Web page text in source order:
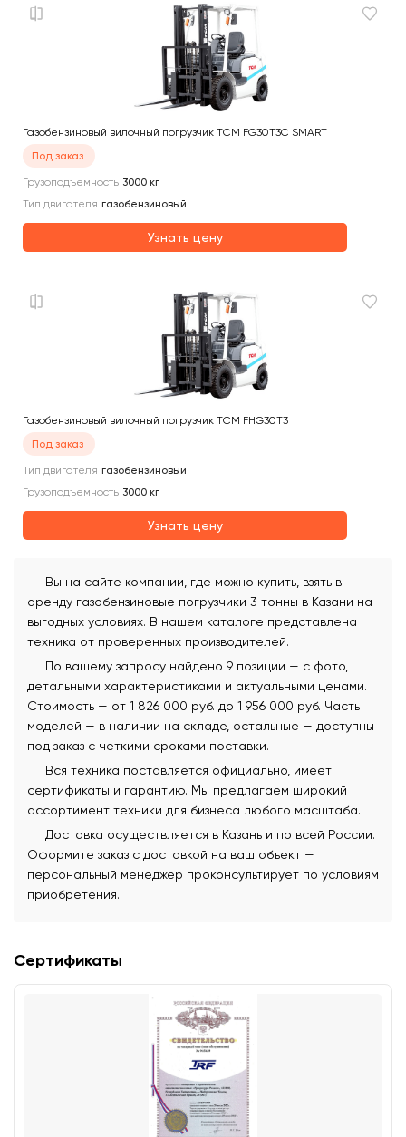
Газобензиновый вилочный погрузчик TCM FG30T3C SMART
Под заказ
Грузоподъемность 3000 кг
Тип двигателя газобензиновый
Узнать цену
Газобензиновый вилочный погрузчик TCM FHG30T3
Под заказ
Тип двигателя газобензиновый
Грузоподъемность 3000 кг
Узнать цену
Вы на сайте компании, где можно купить, взять в
аренду газобензиновые погрузчики 3 тонны в Казани на
выгодных условиях. В нашем каталоге представлена
техника от проверенных производителей.
По вашему запросу найдено 9 позиции — с фото,
детальными характеристиками и актуальными ценами.
Стоимость — от 1 826 000 руб. до 1 956 000 руб. Часть
моделей — в наличии на складе, остальные — доступны
под заказ с четкими сроками поставки.
Вся техника поставляется официально, имеет
сертификаты и гарантию. Мы предлагаем широкий
ассортимент техники для бизнеса любого масштаба.
Доставка осуществляется в Казань и по всей России.
Оформите заказ с доставкой на ваш объект —
персональный менеджер проконсультирует по условиям
приобретения.
Сертификаты